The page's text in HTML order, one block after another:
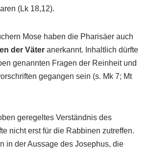
(Lk 18,12).
Mose haben die Pharisäer auch
der Väter anerkannt. Inhaltlich dürfte
genannten Fragen der Reinheit und
gegangen sein (s. Mk 7; Mt
geregeltes Verständnis des
nicht erst für die Rabbinen zutreffen.
in der Aussage des Josephus, die